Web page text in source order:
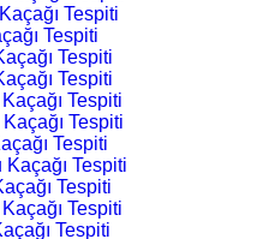
Tespiti
Tespiti
Tespiti
Tespiti
Tespiti
Tespiti
Tespiti
Kaçağı Tespiti
Tespiti
Tespiti
Tespiti